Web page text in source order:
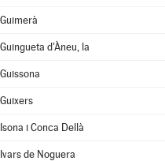
Guimerà
Guingueta d'Àneu, la
Guissona
Guixers
Isona i Conca Dellà
Ivars de Noguera